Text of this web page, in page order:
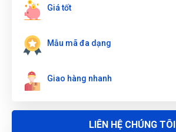
QUẠ 10"/250mm WOKIN 101510
Giá tốt
Mẫu mã đa dạng
Giao hàng nhanh
LIÊN HỆ CHÚNG TÔI